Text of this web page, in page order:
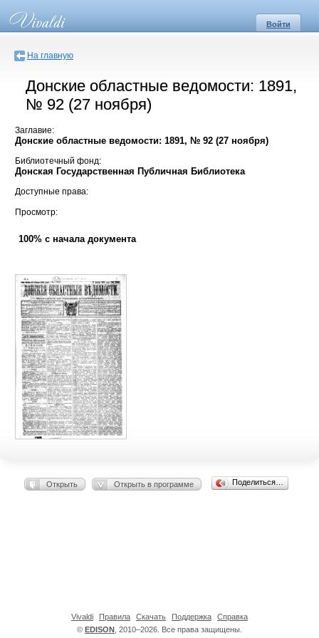
Войти
На главную
Донские областные ведомости: 1891,
№ 92 (27 ноября)
Заглавие:
Донские областные ведомости: 1891, № 92 (27 ноября)
Библиотечный фонд:
Донская Государственная Публичная Библиотека
Доступные права:
Просмотр:
100% с начала документа
Открыть Открыть в программе Поделиться…
© EDISON , 2010–2026. Все права защищены.
Vivaldi Правила Скачать Поддержка Справка